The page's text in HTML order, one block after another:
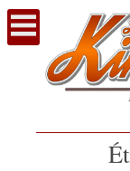
Voir
contenu